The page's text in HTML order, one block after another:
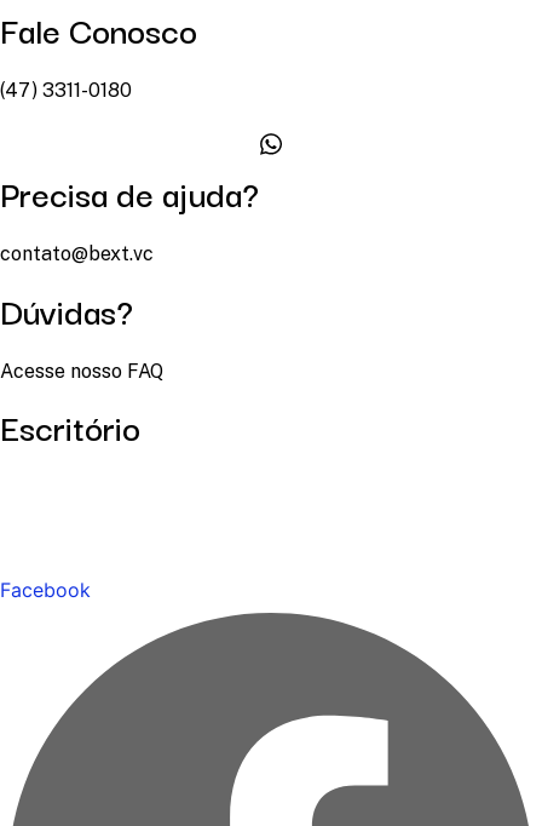
Fale Conosco
(47) 3311-0180
Precisa de ajuda?
contato@bext.vc
Dúvidas?
Acesse nosso FAQ
Escritório
Facebook